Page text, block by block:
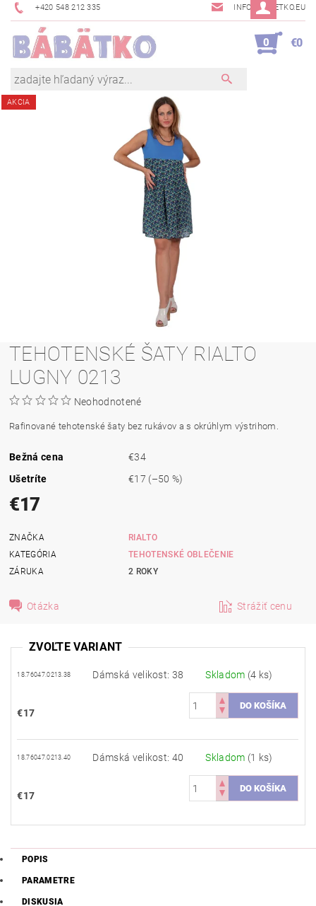
+420 548 212 335 INFO@BABETKO.EU
0 €0
AKCIA
TEHOTENSKÉ ŠATY RIALTO
LUGNY 0213
Neohodnotené
Rafinované tehotenské šaty bez rukávov as okrúhlym výstrihom
Bežná cena
€34
Ušetríte
€17 (–50 %)
€17
ZNAČKA
RIALTO
KATEGÓRIA
TEHOTENSKÉ OBLEČENIE
ZÁRUKA
2 ROKY
Otázka Strážiť cenu
ZVOĽTE VARIANT
18.76047.0213.38 Dámská velikost: 38 Skladom (4 ks)
€17
18.76047.0213.40 Dámská velikost: 40 Skladom (1 ks)
€17
POPIS
PARAMETRE
DISKUSIA